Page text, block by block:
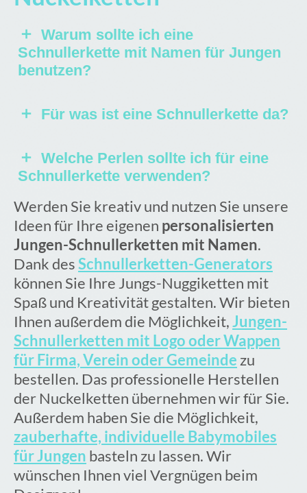
Warum sollte ich eine
Schnullerkette mit Namen für Jungen
benutzen?
Jungen bietet mehr als die
schlichten Schnullerhalters. Eine
bewusst hübsch gestaltete Jungs-
Nuggikette verleiht diesem
Babyaccessoire nämlich eine
persönliche Note. Der Vorname an
der Nuckelkette hilft dabei, dass
Dritte diese leichter dem richtigen
Kind zuordnen können. Das ist
besonders überall dort, wo viele
Babys sind, nützlich – zum Beispiel
in der KiTa, auf dem Spielplatz oder
auf Familienfeiern.
Für was ist eine Schnullerkette da?
Linie ein Schnullerhalter. Sie besteht
aus einem Clip, einer Perlenkette
und entweder einer Schlaufe oder
einem Silikonring. Daran befestigen
Sie den Nuckel Ihres Babys. Den
Clip klemmen Sie ans Oberteil des
Babys. Dadurch fällt der Nuckel
nicht mehr auf den Boden und kann
so auch nicht mehr verloren gehen.
Welche Perlen sollte ich für eine
Schnullerkette verwenden?
Für die Herstellung von
Babyaccessoires wie
Schnullerketten gibt es sowohl
Holzperlen als auch Silikonperlen.
Wichtig ist, dass diese dafür
vorgesehen, also kindgerecht sind.
So müssen die Farben sowie Lacke
von Holzperlen ungiftig sein und
Ecken müssen abgerundet sein.
Silikonperlen müssen BPA-frei sein.
Werden Sie kreativ und nutzen Sie unsere
Ideen für Ihre eigenen personalisierten
Jungen-Schnullerketten mit Namen.
Dank desSchnullerketten-Generators
können Sie Ihre Jungs-Nuggiketten mit
Spaß und Kreativität gestalten. Wir bieten
Ihnen außerdem die Möglichkeit,Jungen-
Schnullerketten mit Logo oder Wappen
für Firma, Verein oder Gemeinde zu
bestellen. Das professionelle Herstellen
der Nuckelketten übernehmen wir für Sie.
Außerdem haben Sie die Möglichkeit,
zauberhafte, individuelle Babymobiles
für Jungen basteln zu lassen. Wir
wünschen Ihnen viel Vergnügen beim